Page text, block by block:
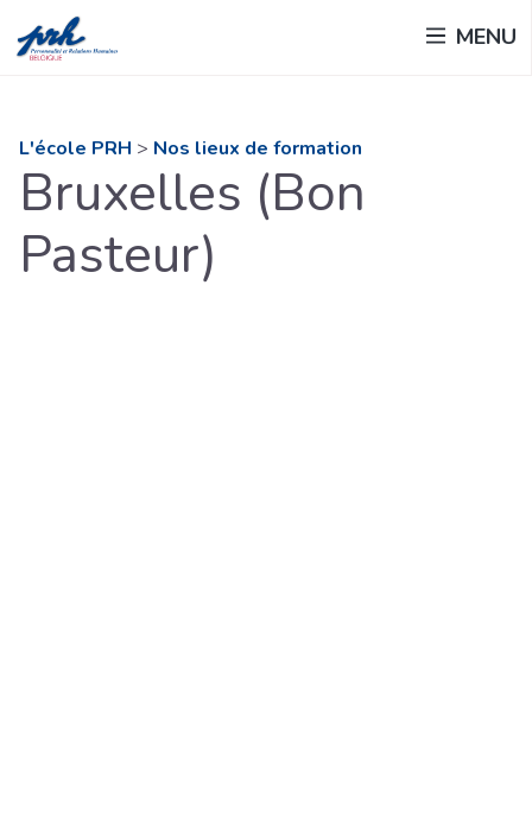
au
MENU
L'école PRH > Nos lieux de formation
Bruxelles (Bon
Pasteur)